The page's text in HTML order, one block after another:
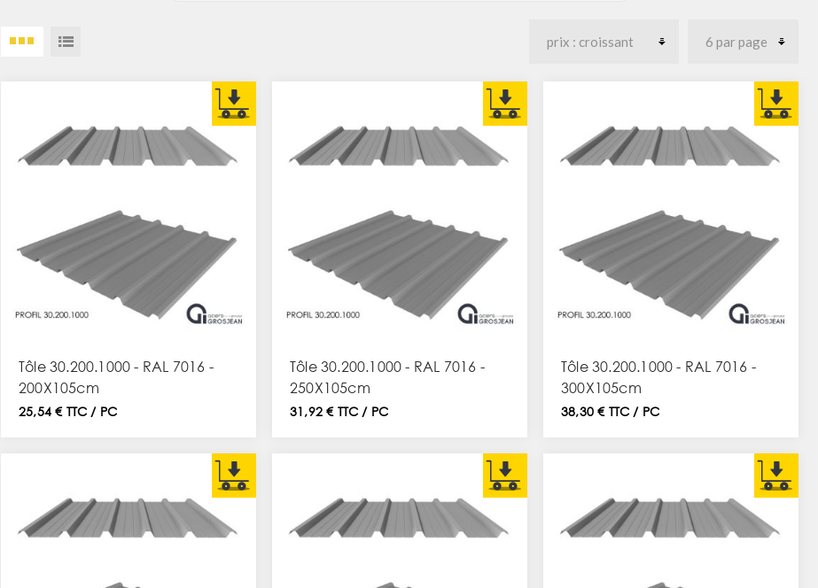
Tôle 30.200.1000 - RAL 7016 -
200X105cm
25,54 € TTC / PC
Tôle 30.200.1000 - RAL 7016 -
250X105cm
31,92 € TTC / PC
Tôle 30.200.1000 - RAL 7016 -
300X105cm
38,30 € TTC / PC